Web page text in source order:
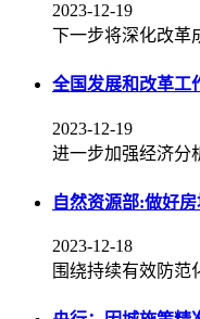
2023-12-19
下一步将深化改革
全国发展和改革工
2023-12-19
进一步加强经济分
自然资源部:做好
2023-12-18
围绕持续有效防范